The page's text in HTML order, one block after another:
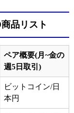
品リスト
ペア概要(月~金の
週5日取引)
ビットコイン/日
本円